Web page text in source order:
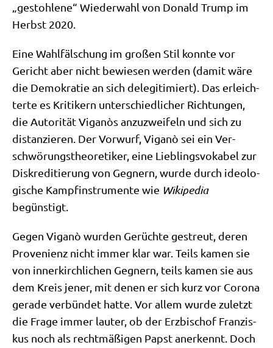
„gestoh­le­ne“ Wie­der­wahl von Donald Trump im
Herbst 2020.
Eine Wahl­fäl­schung im gro­ßen Stil konn­te vor
Gericht aber nicht bewie­sen wer­den (damit wäre
die Demo­kra­tie an sich dele­gi­ti­miert). Das erleich­
ter­te es Kri­ti­kern unter­schied­li­cher Rich­tun­gen,
die Auto­ri­tät Viganòs anzu­zwei­feln und sich zu
distan­zie­ren. Der Vor­wurf, Viganò sei ein Ver­
schwö­rungs­theo­re­ti­ker, eine Lieb­lings­vo­ka­bel zur
Dis­kre­di­tie­rung von Geg­nern, wur­de durch ideo­lo­
gi­sche Kampf­in­stru­men­te wie Wiki­pe­dia
begünstigt.
Gegen Viganò wur­den Gerüch­te gestreut, deren
Pro­ve­ni­enz nicht immer klar war. Teils kamen sie
von inner­kirch­li­chen Geg­nern, teils kamen sie aus
dem Kreis jener, mit denen er sich kurz vor Coro­na
gera­de ver­bün­det hat­te. Vor allem wur­de zuletzt
die Fra­ge immer lau­ter, ob der Erz­bi­schof Fran­zis­
kus noch als recht­mä­ßi­gen Papst aner­kennt. Doch